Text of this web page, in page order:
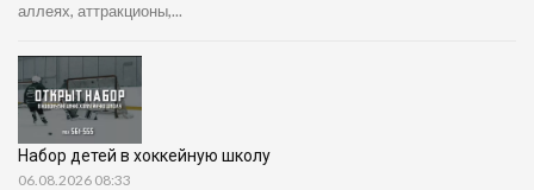
аллеях, аттракционы,...
Набор детей в хоккейную школу
06.08.2026 08:33